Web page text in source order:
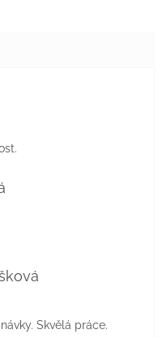
5 z 5 hvězdiček.
5 z 5 hvězdiček.
5 z 5 hvězdiček.
Skvělá práce.